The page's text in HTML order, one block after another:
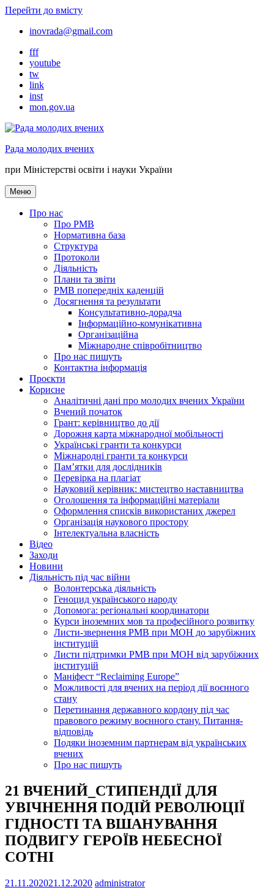
Перейти до вмісту
inovrada@gmail.com
fff
youtube
tw
link
inst
mon.gov.ua
Рада молодих вчених
при Міністерстві освіти і науки України
Меню
Про нас
Про РМВ
Нормативна база
Cтруктура
Протоколи
Діяльність
Плани та звіти
РМВ попередніх каденцій
Досягнення та результати
Консультативно-дорадча
Інформаційно-комунікативна
Організаційна
Міжнародне співробітництво
Про нас пишуть
Контактна інформація
Проєкти
Корисне
Аналітичні дані про молодих вчених України
Вчений початок
Грант: керівництво до дії
Дорожня карта міжнародної мобільності
Українські гранти та конкурси
Міжнародні гранти та конкурси
Памʼятки для дослідників
Перевірка на плагіат
Науковий керівник: мистецтво наставництва
Оголошення та інформаційні матеріали
Оформлення списків використаних джерел
Організація наукового простору
Інтелектуальна власність
Відео
Заходи
Новини
Діяльність під час війни
Волонтерська діяльність
Геноцид українського народу
Допомога: регіональні координатори
Курси іноземних мов та професійного розвитку
Листи-звернення РМВ при МОН до зарубіжних
інституцій
Листи підтримки РМВ при МОН від зарубіжних
інституцій
Маніфест “Reclaiming Europe”
Можливості для вчених на період дії воєнного
стану
Перетинання державного кордону під час
правового режиму воєнного стану. Питання-
відповідь
Подяки іноземним партнерам від українських
вчених
Про нас пишуть
21 ВЧЕНИЙ_СТИПЕНДІЇ ДЛЯ
УВІЧНЕННЯ ПОДІЙ РЕВОЛЮЦІЇ
ГІДНОСТІ ТА ВШАНУВАННЯ
ПОДВИГУ ГЕРОЇВ НЕБЕСНОЇ
СОТНІ
21.11.202021.12.2020 administrator